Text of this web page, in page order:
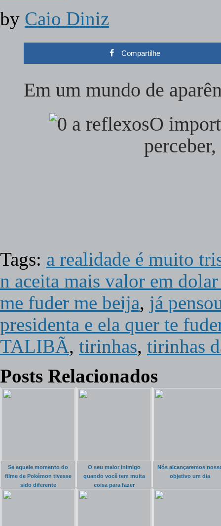
by Caio Diniz
Compartilhe
Em um mundo de
O
Tags: a realidade é muito
n aceita mais valor em
me fuder me beija, já
presidenta e ela quer te
TALIBÃ, tirinhas, tirinhas
Posts Relacionados
Se aquele momento do
filme de Pokémon tivesse
sido diferente
O seu maior inimigo
quando você tem muita
coisa para fazer
Nós alcançaremos
objetivo um dia